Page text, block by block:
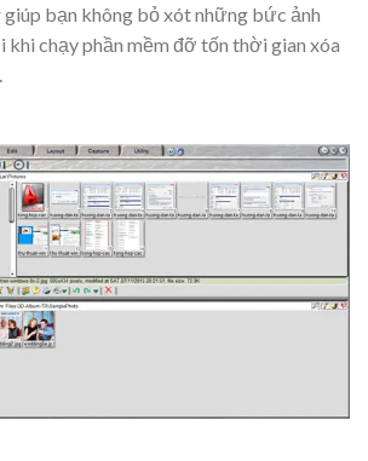
bạn không bỏ xót những bức ảnh
khi chạy phần mềm đỡ tốn thời gian xóa